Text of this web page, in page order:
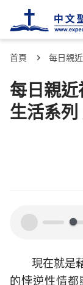
首頁 每日親
每日親
生活系
00:00
現在就是
的悖逆性情都